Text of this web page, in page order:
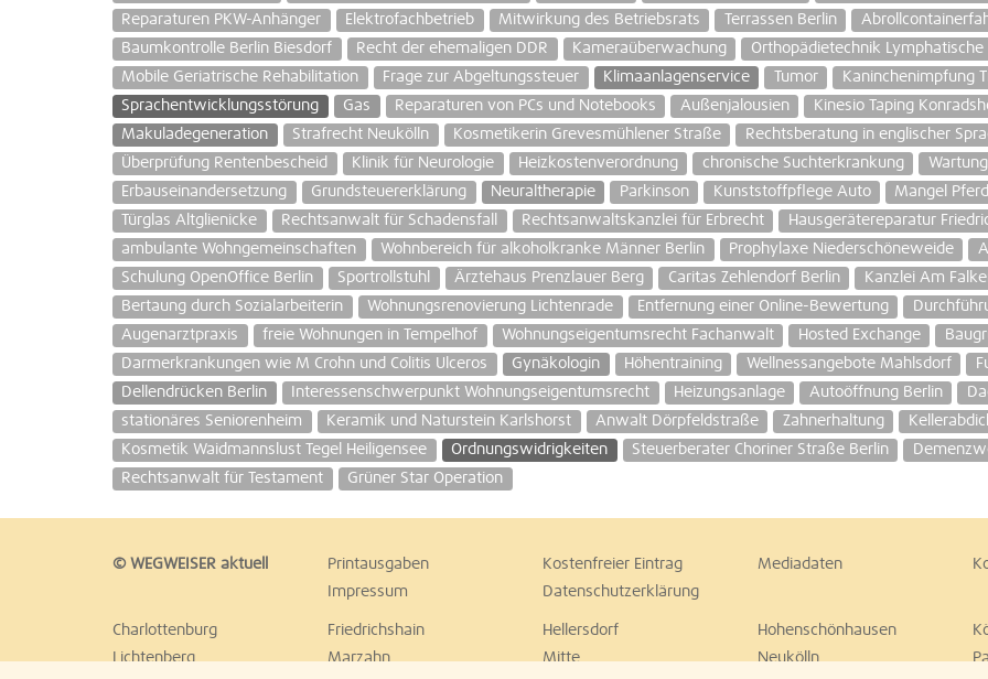
Reparaturen PKW-Anhänger
Elektrofachbetrieb Mitwirkung des Betriebsrats Terrassen Berlin
Baumkontrolle Berlin Biesdorf
Recht der ehemaligen DDR Kameraüberwachung Orthopädietechnik Lymphatische
Mobile Geriatrische Rehabilitation
Frage zur Abgeltungssteuer Klimaanlagenservice Tumor Kaninchenimpfung
Sprachentwicklungsstörung
Gas Reparaturen von PCs und Notebooks Außenjalousien Kinesio Taping
Makuladegeneration
Strafrecht Neukölln Kosmetikerin Grevesmühlener Straße Rechtsberatung in englischer
Überprüfung Rentenbescheid
Klinik für Neurologie Heizkostenverordnung chronische Suchterkrankung
Erbauseinandersetzung
Grundsteuererklärung Neuraltherapie Parkinson Kunststoffpflege Auto Mangel Pferd
Türglas Altglienicke
Rechtsanwalt für Schadensfall Rechtsanwaltskanzlei für Erbrecht Hausgerätereparatur
ambulante Wohngemeinschaften
Wohnbereich für alkoholkranke Männer Berlin Prophylaxe Niederschöneweide
Schulung OpenOffice Berlin
Sportrollstuhl Ärztehaus Prenzlauer Berg Caritas Zehlendorf Berlin Kanzlei Am
Bertaung durch Sozialarbeiterin
Wohnungsrenovierung Lichtenrade Entfernung einer Online-Bewertung
Augenarztpraxis
freie Wohnungen in Tempelhof Wohnungseigentumsrecht Fachanwalt Hosted Exchange
Darmerkrankungen wie M Crohn und Colitis Ulceros
Gynäkologin Höhentraining Wellnessangebote Mahlsdorf
Dellendrücken Berlin
Interessenschwerpunkt Wohnungseigentumsrecht Heizungsanlage Autoöffnung Berlin
stationäres Seniorenheim
Keramik und Naturstein Karlshorst Anwalt Dörpfeldstraße Zahnerhaltung
Kosmetik Waidmannslust Tegel Heiligensee
Ordnungswidrigkeiten Steuerberater Choriner Straße Berlin
Rechtsanwalt für Testament
Grüner Star Operation
© WEGWEISER aktuell Printausgaben Kostenfreier Eintrag Mediadaten
Impressum
Datenschutzerklärung
Charlottenburg Friedrichshain Hellersdorf Hohenschönhausen
Lichtenberg
Marzahn Mitte Neukölln